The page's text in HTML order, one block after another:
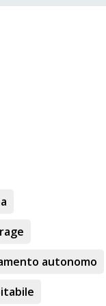
immobiliare
autonomo